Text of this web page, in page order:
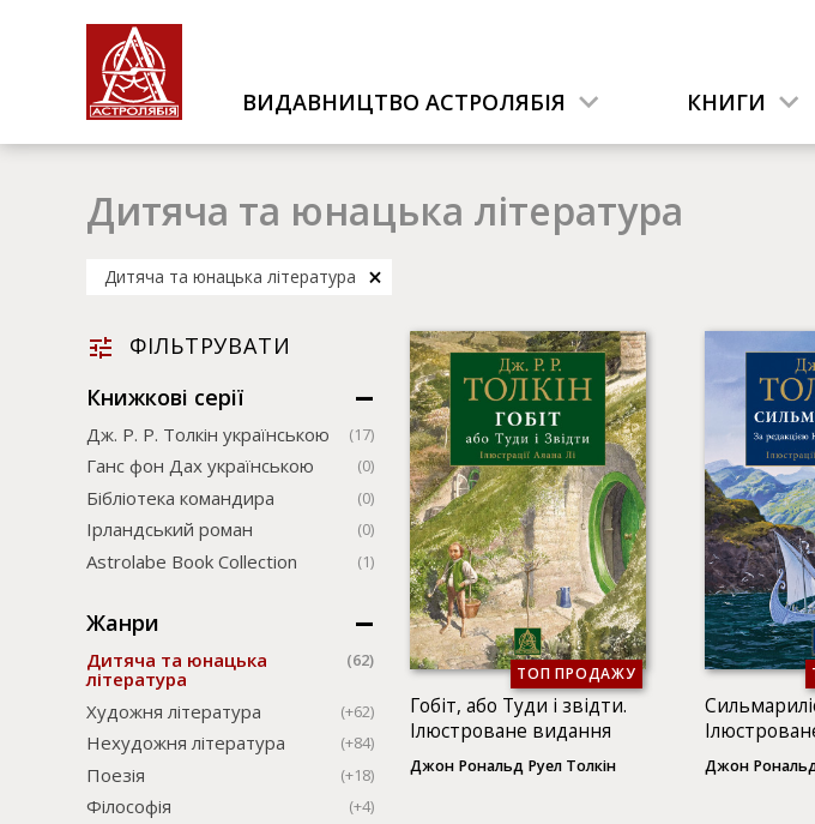
ВИДАВНИЦТВО АСТРОЛЯБІЯ КНИГИ
Дитяча та юнацька література
Дитяча та юнацька література
ФІЛЬТРУВАТИ
Книжкові серії
Дж. Р. Р. Толкін українською (17)
Ганс фон Дах українською (0)
Бібліотека командира (0)
Ірландський роман (0)
Astrolabe Book Collection (1)
Жанри
Дитяча та юнацька
література
(62)
Художня література (+62)
Нехудожня література (+84)
Поезія (+18)
Філософія (+4)
ТОП ПРОДАЖУ
Гобіт, або Туди і звідти.
Ілюстроване видання
Джон Рональд Руел Толкін Джон